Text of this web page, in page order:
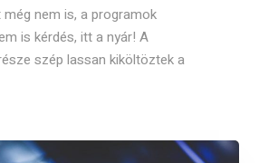
nem is, a programok
is kérdés, itt a nyár! A
szép lassan kiköltöztek a